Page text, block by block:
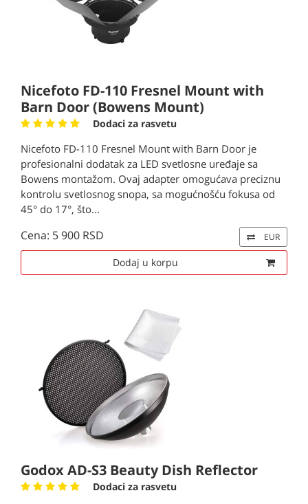
Nicefoto FD-110 Fresnel Mount with
Barn Door (Bowens Mount)
Dodaci za rasvetu
Nicefoto FD-110 Fresnel Mount with Barn Door je
profesionalni dodatak za LED svetlosne uređaje sa
Bowens montažom. Ovaj adapter omogućava preciznu
kontrolu svetlosnog snopa, sa mogućnošću fokusa od
45° do 17°, što...
Cena: 5 900 RSD EUR
Dodaj u korpu
Godox AD-S3 Beauty Dish Reflector
Dodaci za rasvetu